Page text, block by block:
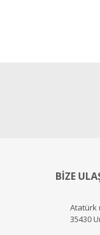
BİZE
Atatürk
35430